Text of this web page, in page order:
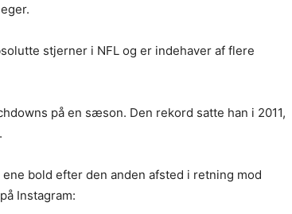
stjerner i NFL og er indehaver af flere
på en sæson. Den rekord satte han i 2011,
bold efter den anden afsted i retning mod
Instagram: